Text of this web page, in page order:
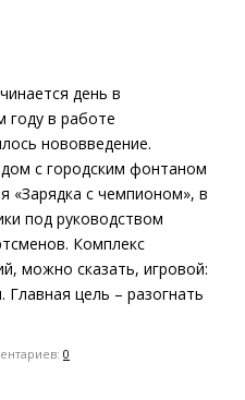
день в
году в работе
нововведение.
с городским фонтаном
«Зарядка с чемпионом», в
под руководством
Комплекс
можно сказать, игровой:
цель – разогнать
0